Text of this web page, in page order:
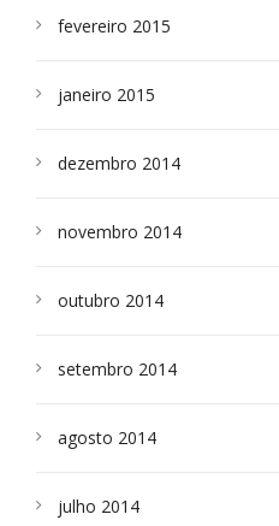
fevereiro 2015
janeiro 2015
dezembro 2014
novembro 2014
outubro 2014
setembro 2014
agosto 2014
julho 2014